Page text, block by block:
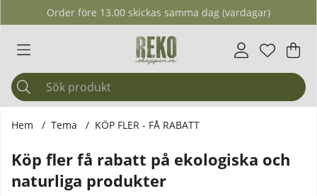
Order före 13.00 skickas samma dag (vardagar)
Antal i
. .
Hem Tema KÖP FLER - FÅ RABATT
Köp fler få rabatt på ekologiska och
naturliga produkter